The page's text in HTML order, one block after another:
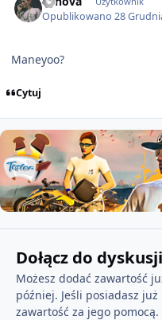
Opublikowano28
Maneyoo?
Cytuj
Dołącz do dyskusji
Możesz dodać zawartość
później. Jeśli posiadasz już
zawartość za jego pomocą.